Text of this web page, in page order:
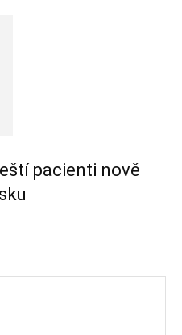
pacienti nově